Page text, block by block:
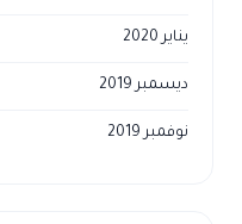
يناير 2020
ديسمبر 2019
نوفمبر 2019